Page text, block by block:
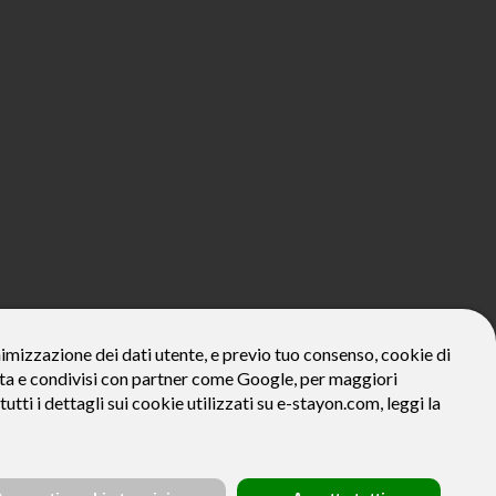
del bene € 800, Tan fisso 12,24% Taeg 12,95%, in 23
prima rata a 90 giorni. Al fine di gestire le tue spese in modo
condizioni economiche e contrattuali, facendo riferimento
(StayON) opera quale intermediario del credito per
dei dati utente, e previo tuo consenso, cookie di
condivisi con partner come Google, per maggiori
i dettagli sui cookie utilizzati su e-stayon.com, leggi la